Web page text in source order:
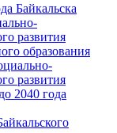
Байкальска
развития
образования
развития
2040 года